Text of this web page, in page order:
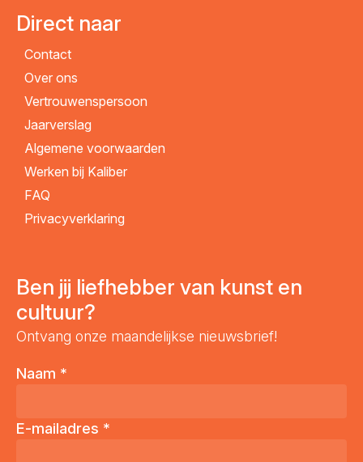
VERZENDEN
Direct naar
Contact
Over ons
Vertrouwenspersoon
Jaarverslag
Algemene voorwaarden
Werken bij Kaliber
FAQ
Privacyverklaring
Ben jij liefhebber van kunst en
cultuur?
Ontvang onze maandelijkse nieuwsbrief!
Naam *
E-mailadres *